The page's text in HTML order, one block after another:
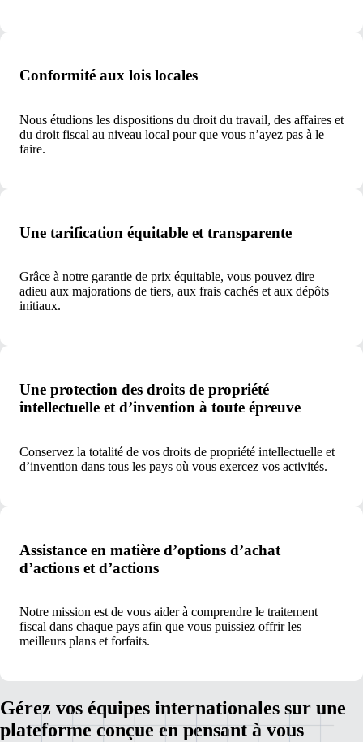
Conformité aux lois locales
Nous étudions les dispositions du droit du travail, des affaires et
du droit fiscal au niveau local pour que vous n’ayez pas à le
faire.
Une tarification équitable et transparente
Grâce à notre garantie de prix équitable, vous pouvez dire
adieu aux majorations de tiers, aux frais cachés et aux dépôts
initiaux.
Une protection des droits de propriété
intellectuelle et d’invention à toute épreuve
Conservez la totalité de vos droits de propriété intellectuelle et
d’invention dans tous les pays où vous exercez vos activités.
Assistance en matière d’options d’achat
d’actions et d’actions
Notre mission est de vous aider à comprendre le traitement
fiscal dans chaque pays afin que vous puissiez offrir les
meilleurs plans et forfaits.
Gérez vos équipes internationales sur une
plateforme conçue en pensant à vous